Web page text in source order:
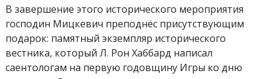
В завершение этого исторического мероприятия
господин Мицкевич преподнёс присутствующим
подарок: памятный экземпляр исторического
вестника, который Л. Рон Хаббард написал
саентологам на первую годовщину Игры ко дню